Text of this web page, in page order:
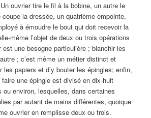
ouvrier tire le fil à la bobine, un autre le
la dressée, un quatrième empointe,
à émoudre le bout qui doit recevoir la
même l’objet de deux ou trois opérations
est une besogne particulière ; blanchir les
; c’est même un métier distinct et
les papiers et d’y bouter les épingles; enfin,
faire une épingle est divisé en dix-huit
ou environ, lesquelles, dans certaines
par autant de mains différentes, quoique
ouvrier en remplisse deux ou trois.